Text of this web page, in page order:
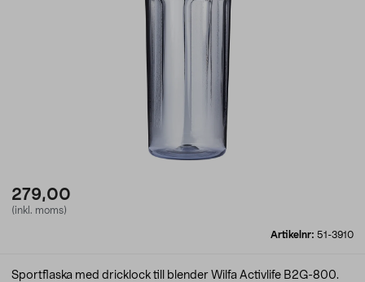
279,00
(inkl. moms)
Artikelnr: 51-3910
Sportflaska med dricklock till blender Wilfa Activlife B2G-800.